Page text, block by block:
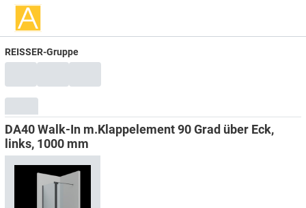
REISSER-Gruppe
DA40 Walk-In m.Klappelement 90 Grad über Eck,
links, 1000 mm